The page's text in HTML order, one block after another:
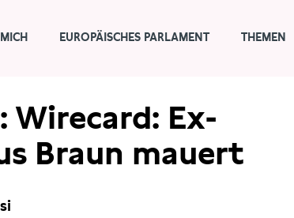
EUROPÄISCHES PARLAMENT THEMEN
Wirecard: Ex-
Braun mauert